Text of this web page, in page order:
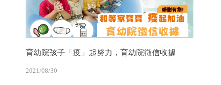
育幼院孩子「疫」起努力，育幼院徵信收據
2021/08/30